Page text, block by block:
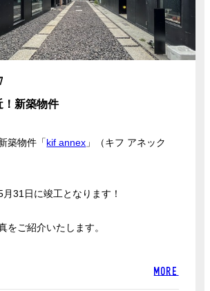
！新築物件
築物件「kif annex 」（キフ アネック
月31日に竣工となります！
をご紹介いたします。
MORE